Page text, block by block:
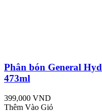
Phân bón General
473ml
399,000 VND
Thêm Vào Giỏ